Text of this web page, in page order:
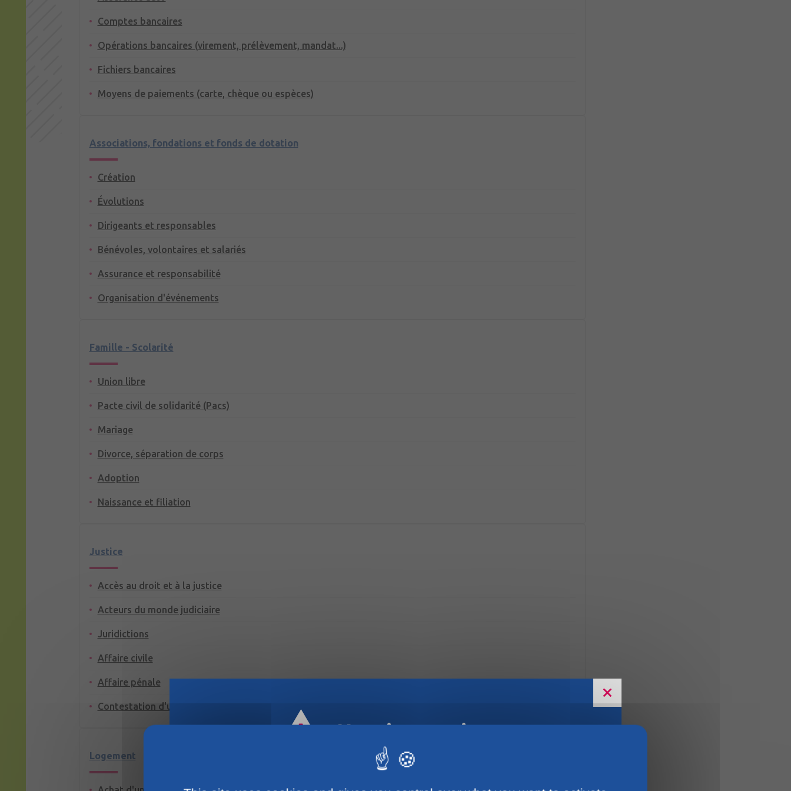
Comptes bancaires
Opérations bancaires (virement, prélèvement, mandat...)
Fichiers bancaires
Moyens de paiements (carte, chèque ou espèces)
Associations, fondations et fonds de dotation
Création
Évolutions
Dirigeants et responsables
Bénévoles, volontaires et salariés
Assurance et responsabilité
Organisation d'événements
Famille - Scolarité
Union libre
Pacte civil de solidarité (Pacs)
Mariage
Divorce, séparation de corps
Adoption
Naissance et filiation
Justice
Accès au droit et à la justice
Acteurs du monde judiciaire
Juridictions
Affaire civile
Affaire pénale
Contestation d'un jugement
Logement
Horaires estivaux